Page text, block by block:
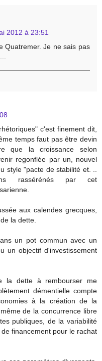
2012 à 23:51
Quatremer. Je ne sais pas
c'est finement dit,
temps faut pas être devin
que la croissance selon
regonflée par un, nouvel
style "pacte de stabilité et. ..
rassérénés par cet
aux calendes grecques,
la dette.
un pot commun avec un
un objectif d'investissement
la dette à rembourser me
démentielle compte
à la création de la
de la concurrence libre
publiques, de la variabilité
financement pour le rachat